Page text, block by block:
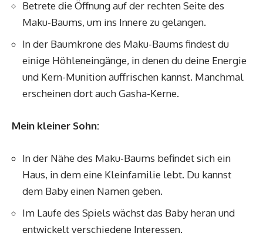
Betrete die Öffnung auf der rechten Seite des
Maku-Baums, um ins Innere zu gelangen.
In der Baumkrone des Maku-Baums findest du
einige Höhleneingänge, in denen du deine Energie
und Kern-Munition auffrischen kannst. Manchmal
erscheinen dort auch Gasha-Kerne.
Mein kleiner Sohn:
In der Nähe des Maku-Baums befindet sich ein
Haus, in dem eine Kleinfamilie lebt. Du kannst
dem Baby einen Namen geben.
Im Laufe des Spiels wächst das Baby heran und
entwickelt verschiedene Interessen.